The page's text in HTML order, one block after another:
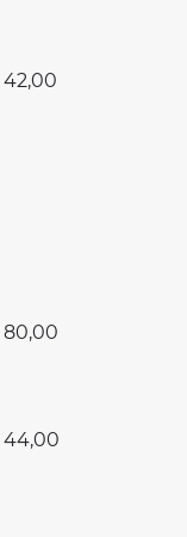
42,00
80,00
44,00